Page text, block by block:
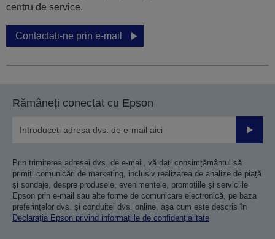
centru de service.
Contactați-ne prin e-mail
Rămâneți conectat cu Epson
Prin trimiterea adresei dvs. de e-mail, vă dați consimțământul să
primiți comunicări de marketing, inclusiv realizarea de analize de piață
și sondaje, despre produsele, evenimentele, promoțiile și serviciile
Epson prin e-mail sau alte forme de comunicare electronică, pe baza
preferințelor dvs. și conduitei dvs. online, așa cum este descris în
Declarația Epson privind informațiile de confidențialitate